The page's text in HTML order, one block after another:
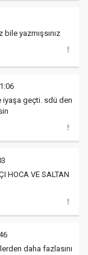
yazmışsınız
iyaşa geçti. sdü den
HOCA VE SALTAN
daha fazlasını